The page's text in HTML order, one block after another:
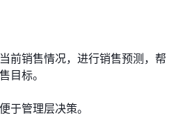
前销售情况，进行销售预测，帮
目标。
于管理层决策。